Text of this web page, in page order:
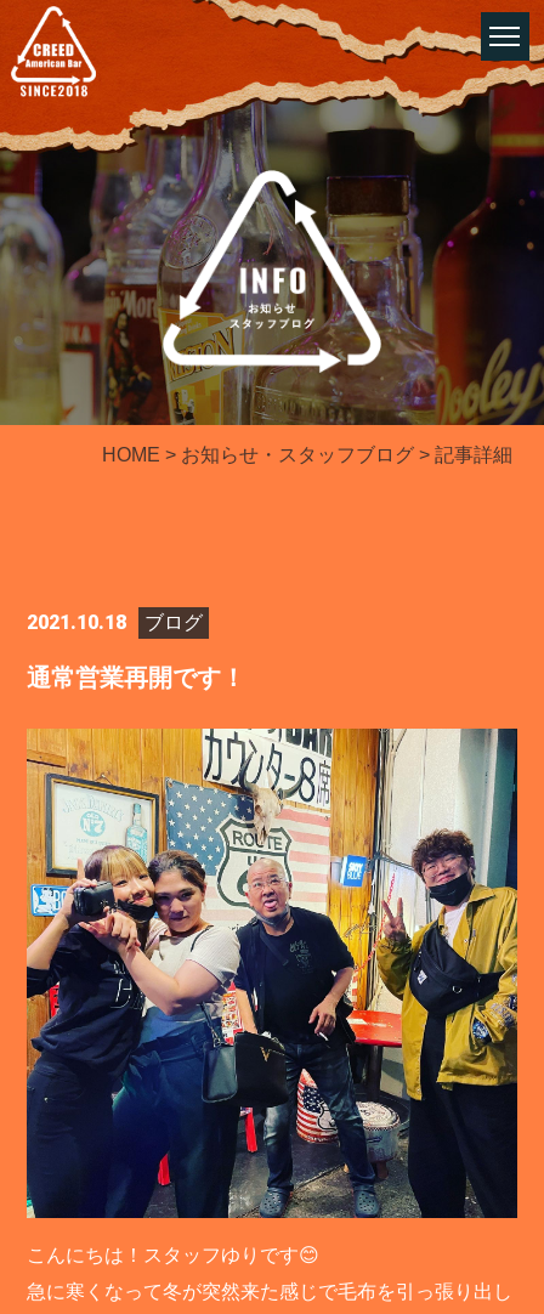
HOME > お知らせ・スタッフブログ​​​​​​​ > 記事詳細
2021.10.18 ブログ
通常営業再開です！
こんにちは！スタッフゆりです😊
急に寒くなって冬が突然来た感じで毛布を引っ張り出し